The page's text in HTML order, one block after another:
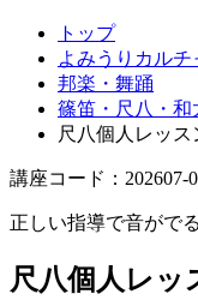
トップ
よみうりカルチ
邦楽・舞踊
篠笛・尺八・
尺八個人レッス
講座コード：202607-
正しい指導で音がでる
尺八個人レッ